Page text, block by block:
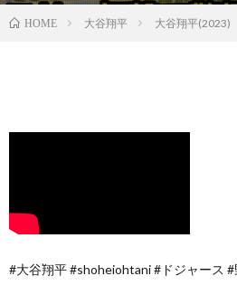
HOME 大谷翔平 大谷翔平(2023)
#大谷翔平 #shoheiohtani #ドジャース